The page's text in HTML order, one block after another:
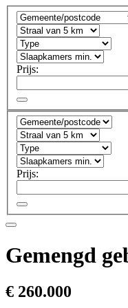
Prijs:
Prijs:
Gemengd
€ 260.000